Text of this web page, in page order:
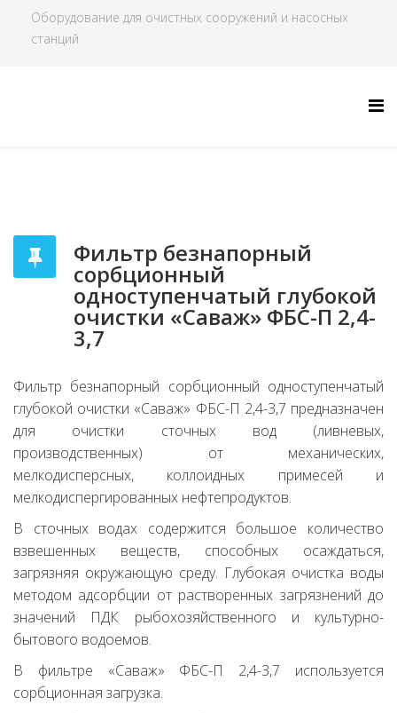
Оборудование для очистных сооружений и насосных
станций
Фильтр безнапорный
сорбционный
одноступенчатый глубокой
очистки «Саваж» ФБС-П 2,4-
3,7
Фильтр безнапорный сорбционный одноступенчатый
глубокой очистки «Саваж» ФБС-П 2,4-3,7 предназначен
для очистки сточных вод (ливневых,
производственных) от механических,
мелкодисперсных, коллоидных примесей и
мелкодиспергированных нефтепродуктов.
В сточных водах содержится большое количество
взвешенных веществ, способных осаждаться,
загрязняя окружающую среду. Глубокая очистка воды
методом адсорбции от растворенных загрязнений до
значений ПДК рыбохозяйственного и культурно-
бытового водоемов.
В фильтре «Саваж» ФБС-П 2,4-3,7 используется
сорбционная загрузка.